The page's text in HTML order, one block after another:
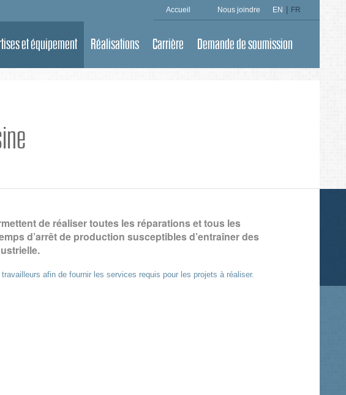
Accueil Nous joindre EN FR
et équipement Réalisations Carrière Demande de soumission
de réaliser toutes les réparations et tous les
d’arrêt de production susceptibles d’entraîner des
afin de fournir les services requis pour les projets à réaliser.